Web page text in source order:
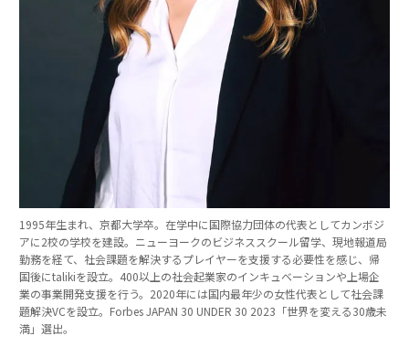
1995年生まれ、京都大学卒。在学中に国際協力団体の代表としてカンボジ
アに2校の学校を建設。ニューヨークのビジネススクール留学、現地報道局
勤務を経て、社会課題を解決するプレイヤーを支援する必要性を感じ、帰
国後にtalikiを設立。400以上の社会起業家のインキュベーションや上場企
業の事業開発支援を行う。2020年には国内最年少の女性代表として社会課
題解決VCを設立。Forbes JAPAN 30 UNDER 30 2023「世界を変える30歳未
満」選出。